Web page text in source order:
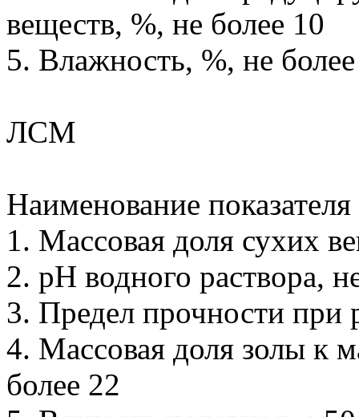
веществ, %, не более 10
5. Влажность, %, не
ЛСМ
Наименование показателя
1. Массовая доля сухих
2. рН водного раствора,
3. Предел прочности при
4. Массовая доля золы к
более 22